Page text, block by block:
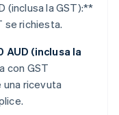
(inclusa la GST):**
se richiesta.
(inclusa la
con GST
ricevuta